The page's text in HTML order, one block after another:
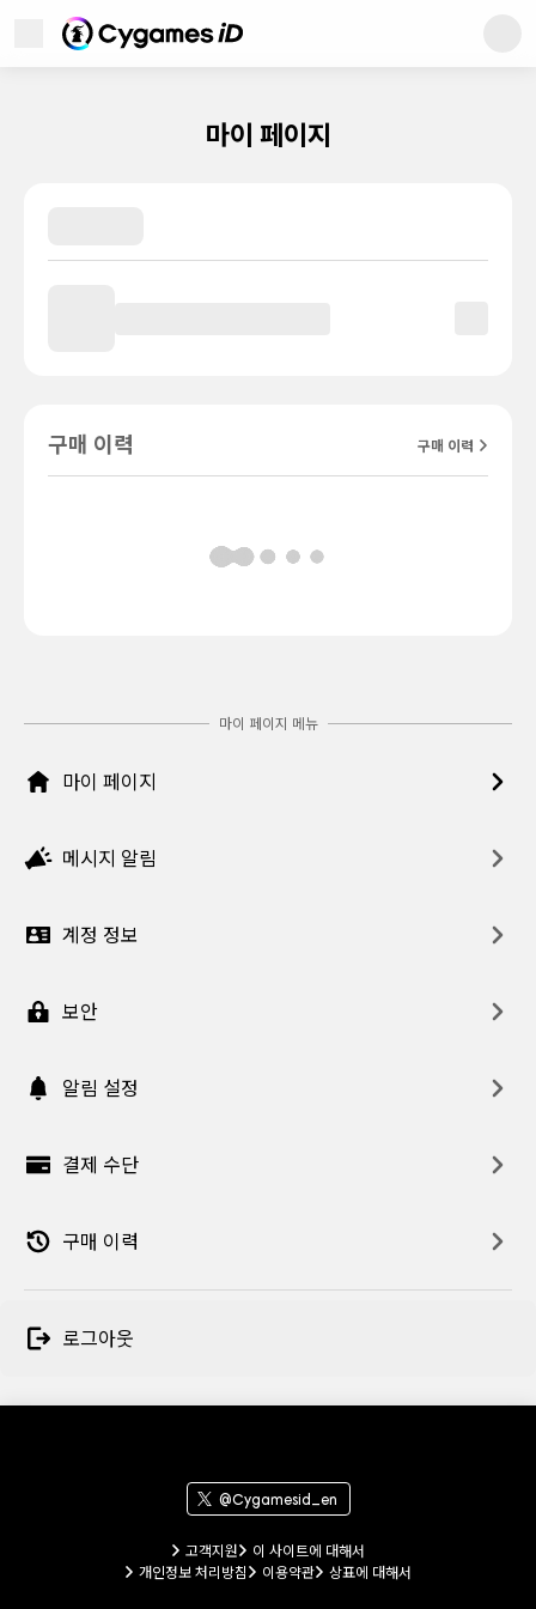
메뉴 열기 Cygames ID
이용약관
마이 페이지
구매 이력 구매 이력
마이 페이지 메뉴
마이 페이지
메시지 알림
계정 정보
보안
알림 설정
결제 수단
구매 이력
로그아웃
@Cygamesid_en
고객지원
이 사이트에 대해서
개인정보 처리방침
이용약관 상표에 대해서